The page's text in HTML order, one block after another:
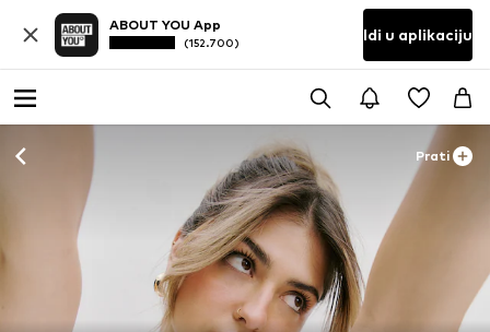
ABOUT YOU App
(152.700) Idi u aplikaciju
Prati